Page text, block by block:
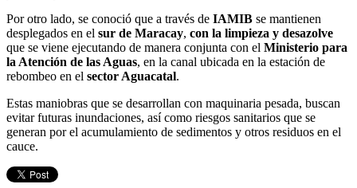
Por otro lado, se conoció que a través de IAMIB se mantienen
desplegados en el sur de Maracay, con la limpieza y desazolve
que se viene ejecutando de manera conjunta con el Ministerio para
la Atención de las Aguas, en la canal ubicada en la estación de
rebombeo en el sector Aguacatal.
Estas maniobras que se desarrollan con maquinaria pesada, buscan
evitar futuras inundaciones, así como riesgos sanitarios que se
generan por el acumulamiento de sedimentos y otros residuos en el
cauce.